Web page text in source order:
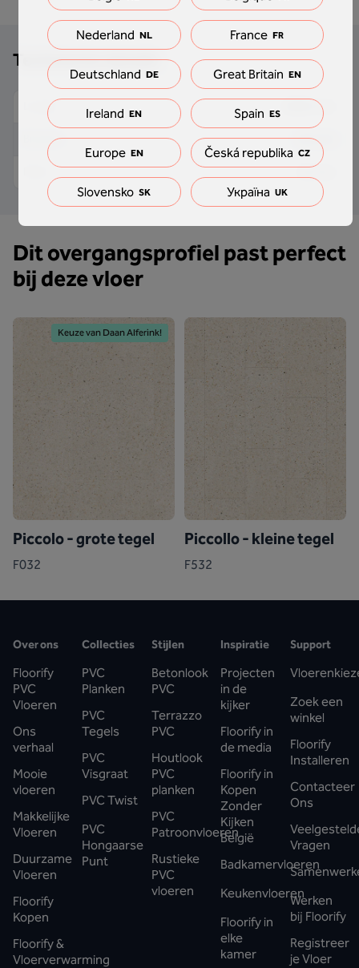
Technische details
Lengte 2000 mm
Breedte 34 mm
10 mm
Dit overgangsprofiel past perfect
bij deze vloer
Keuze van Daan Alferink!
Piccolo - grote tegel
F032
Piccollo - kleine tegel
F532
Over ons
Floorify
PVC
Vloeren
Ons
verhaal
Mooie
vloeren
Makkelijke
Vloeren
Duurzame
Vloeren
Floorify
Kopen
Floorify &
Vloerverwarming
Collecties
PVC
Planken
PVC
Tegels
PVC
Visgraat
PVC Twist
PVC
Hongaarse
Punt
Stijlen
Betonlook
PVC
Terrazzo
PVC
Houtlook
PVC
planken
PVC
Patroonvloeren
Rustieke
PVC
vloeren
Inspiratie
Projecten
in de
kijker
Floorify in
de media
Floorify in
Kopen
Zonder
Kijken
België
Badkamervloeren
Keukenvloeren
Floorify in
elke
kamer
Support
Zoek een
winkel
Floorify
Installeren
Contacteer
Ons
Vragen
Werken
bij Floorify
Registreer
je Vloer
Nederland NL France FR
Deutschland DE Great Britain EN
Ireland EN Spain ES
Europe EN Česká republika CZ
Slovensko SK Україна UK